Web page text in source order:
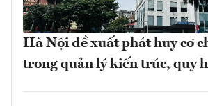
Hà Nội đề xuất phát huy cơ
trong quản lý kiến trúc, quy